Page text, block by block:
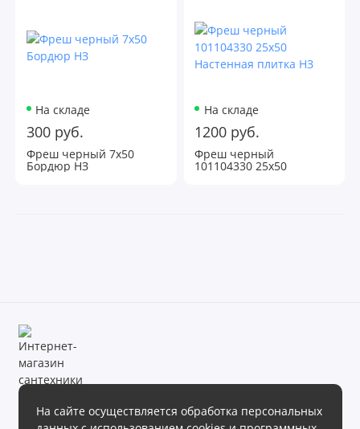
На складе
300 руб.
Фреш черный 7х50
Бордюр НЗ
На складе
1200 руб.
Фреш черный
101104330 25х50
На сайте осуществляется обработка персональных